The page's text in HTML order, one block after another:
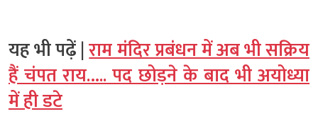
यह भी पढ़ें |राम मंदिर प्रबंधन में अब भी सक्रिय
हैं चंपत राय….. पद छोड़ने के बाद भी अयोध्या
में ही डटे